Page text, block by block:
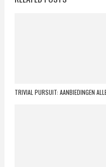
TRIVIAL PURSUIT: AANBIEDINGEN